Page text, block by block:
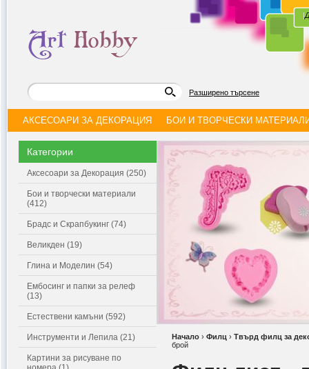
|
Разширено търсене
АКСЕСОАРИ ЗА ДЕКОРАЦИЯ БОИ И ТВОРЧЕСКИ
Категории
Аксесоари за Декорация (250)
Бои и творчески материали
(412)
Брадс и Скрапбукинг (74)
Великден (19)
Глина и Моделин (54)
Ембосинг и папки за релеф
(13)
Естествени камъни (592)
Инструменти и Лепила (21)
Картини за рисуване по
Начало › Филц › Твърд филц за
брой